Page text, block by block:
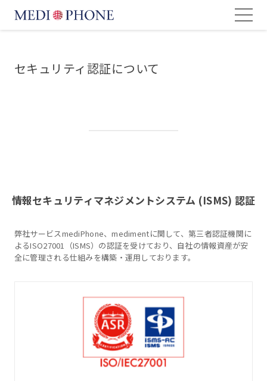
セキュリティ認証について
情報セキュリティマネジメントシステム (ISMS) 認証
弊社サービスmediPhone、medimentに関して、第三者認証機関に
よるISO27001（ISMS）の認証を受けており、自社の情報資産が安
全に管理される仕組みを構築・運用しております。